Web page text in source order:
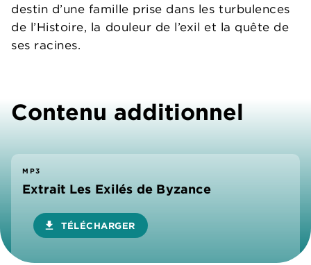
destin d’une famille prise dans les turbulences
de l’Histoire, la douleur de l’exil et la quête de
ses racines.
Contenu additionnel
MP3
Extrait Les Exilés de Byzance
download TÉLÉCHARGER